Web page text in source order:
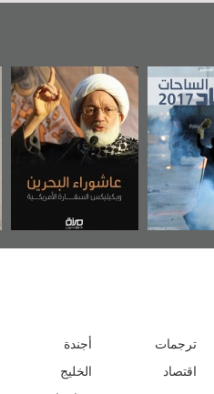
عاشوراء البحرين...
ويكيليكس السفارة
الأمريكية
ترجمات
اقتصاد
أجندة
الخليج